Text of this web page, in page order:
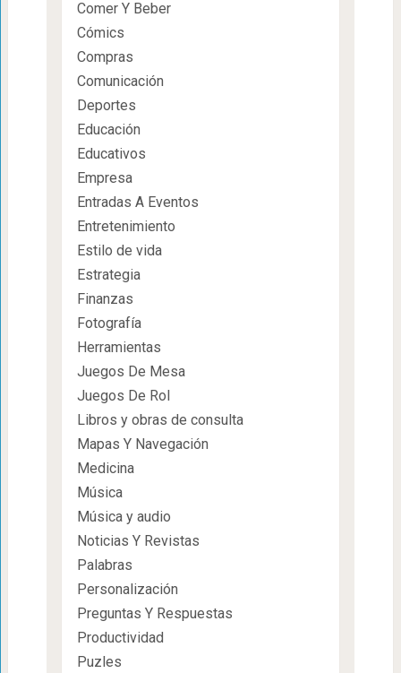
Comer Y Beber
Cómics
Compras
Comunicación
Deportes
Educación
Educativos
Empresa
Entradas A Eventos
Entretenimiento
Estilo de vida
Estrategia
Finanzas
Fotografía
Herramientas
Juegos De Mesa
Juegos De Rol
Libros y obras de consulta
Mapas Y Navegación
Medicina
Música
Música y audio
Noticias Y Revistas
Palabras
Personalización
Preguntas Y Respuestas
Productividad
Puzles